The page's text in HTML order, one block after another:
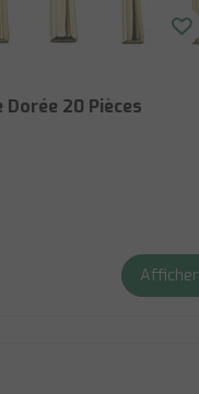
Dorée 20 Pièces
Afficher